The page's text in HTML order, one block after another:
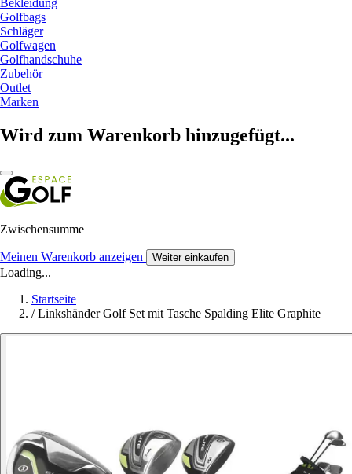
Bekleidung
Golfbags
Schläger
Golfwagen
Golfhandschuhe
Zubehör
Outlet
Marken
Wird zum Warenkorb hinzugefügt...
Zwischensumme
Meinen Warenkorb anzeigen Weiter einkaufen
Loading...
Startseite
/ Linkshänder Golf Set mit Tasche Spalding Elite Graphite